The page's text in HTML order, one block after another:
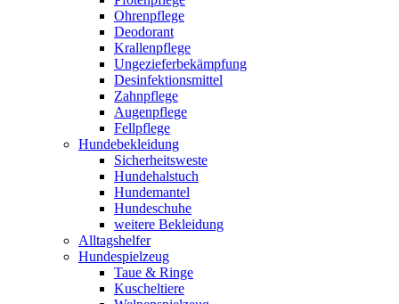
Ohrenpflege
Deodorant
Krallenpflege
Ungezieferbekämpfung
Desinfektionsmittel
Zahnpflege
Augenpflege
Fellpflege
Hundebekleidung
Sicherheitsweste
Hundehalstuch
Hundemantel
Hundeschuhe
weitere Bekleidung
Alltagshelfer
Hundespielzeug
Taue & Ringe
Kuscheltiere